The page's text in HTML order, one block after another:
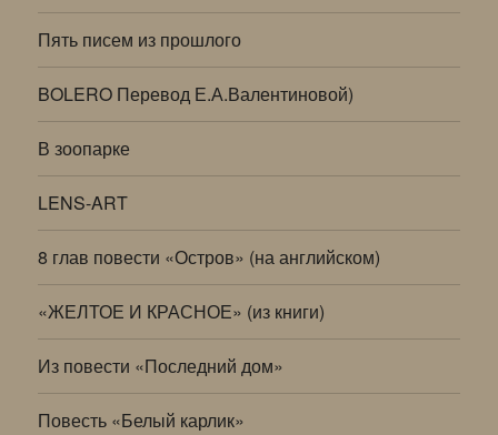
Пять писем из прошлого
BOLERO Перевод Е.А.Валентиновой)
В зоопарке
LENS-ART
8 глав повести «Остров» (на английском)
«ЖЕЛТОЕ И КРАСНОЕ» (из книги)
Из повести «Последний дом»
Повесть «Белый карлик»